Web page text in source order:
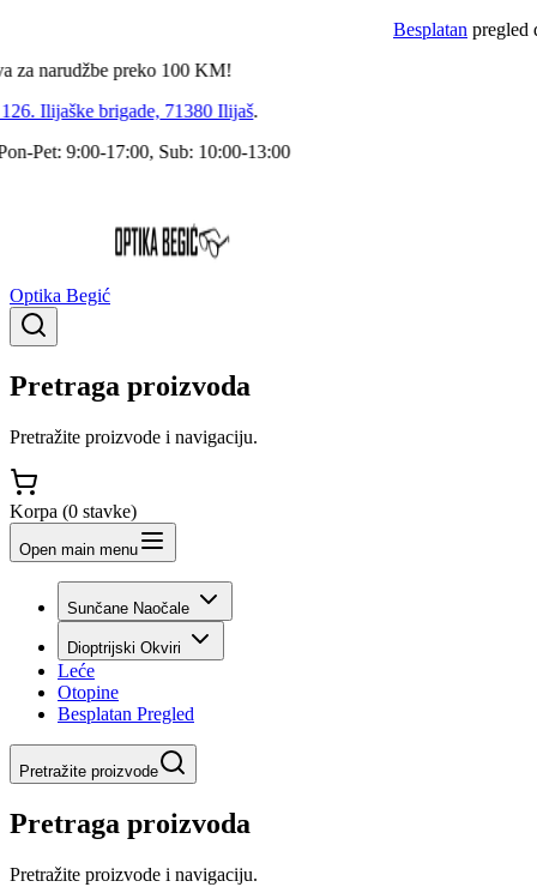
Besplatan pregled
preko 100 KM!
Ilijaške brigade, 71380 Ilijaš.
9:00-17:00, Sub: 10:00-13:00
Optika Begić
Pretraga proizvoda
Pretražite proizvode i navigaciju.
Korpa (0 stavke)
Open main menu
Sunčane Naočale
Dioptrijski Okviri
Leće
Otopine
Besplatan Pregled
Pretražite proizvode
Pretraga proizvoda
Pretražite proizvode i navigaciju.